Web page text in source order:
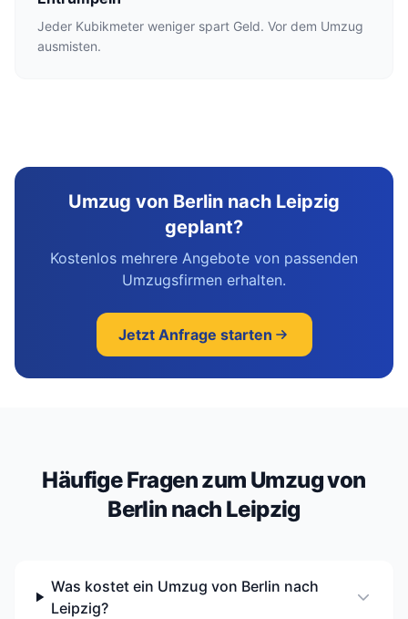
Jeder Kubikmeter weniger spart Geld. Vor dem Umzug
ausmisten.
Umzug von Berlin nach Leipzig
geplant?
Kostenlos mehrere Angebote von passenden
Umzugsfirmen erhalten.
Jetzt Anfrage starten
Häufige Fragen zum Umzug von
Berlin nach Leipzig
Was kostet ein Umzug von Berlin nach
Leipzig?